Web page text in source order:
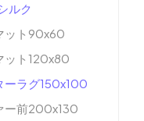
ルク
ット90x60
ット120x80
ーラグ150x100
ー前200x130